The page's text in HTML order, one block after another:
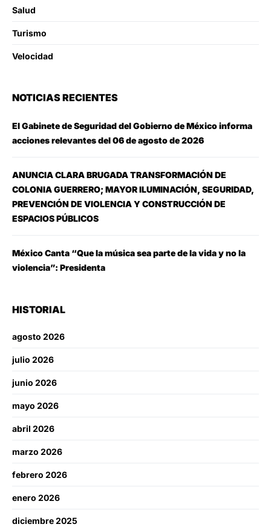
Salud
Turismo
Velocidad
NOTICIAS RECIENTES
El Gabinete de Seguridad del Gobierno de México informa
acciones relevantes del 06 de agosto de 2026
ANUNCIA CLARA BRUGADA TRANSFORMACIÓN DE
COLONIA GUERRERO; MAYOR ILUMINACIÓN, SEGURIDAD,
PREVENCIÓN DE VIOLENCIA Y CONSTRUCCIÓN DE
ESPACIOS PÚBLICOS
México Canta “Que la música sea parte de la vida y no la
violencia”: Presidenta
HISTORIAL
agosto 2026
julio 2026
junio 2026
mayo 2026
abril 2026
marzo 2026
febrero 2026
enero 2026
diciembre 2025